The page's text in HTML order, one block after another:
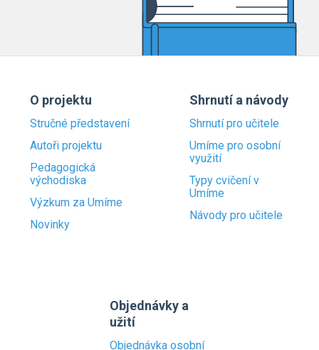
O projektu
Stručné představení
Autoři projektu
Pedagogická
východiska
Výzkum za Umíme
Novinky
Shrnutí a návody
Shrnutí pro učitele
Umíme pro osobní
využití
Typy cvičení v
Umíme
Návody pro učitele
Objednávky a
užití
Objednávka osobní